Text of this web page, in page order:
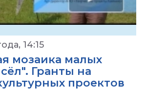
14:15
мозаика малых
Гранты на
проектов